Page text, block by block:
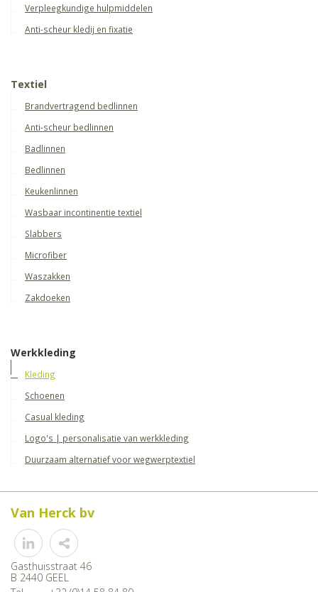
Verpleegkundige hulpmiddelen
Anti-scheur kledij en fixatie
Textiel
Brandvertragend bedlinnen
Anti-scheur bedlinnen
Badlinnen
Bedlinnen
Keukenlinnen
Wasbaar incontinentie textiel
Slabbers
Microfiber
Waszakken
Zakdoeken
Werkkleding
Kleding
Schoenen
Casual kleding
Logo's | personalisatie van werkkleding
Duurzaam alternatief voor wegwerptextiel
Van Herck bv
Share
Gasthuisstraat 46
B 2440 GEEL